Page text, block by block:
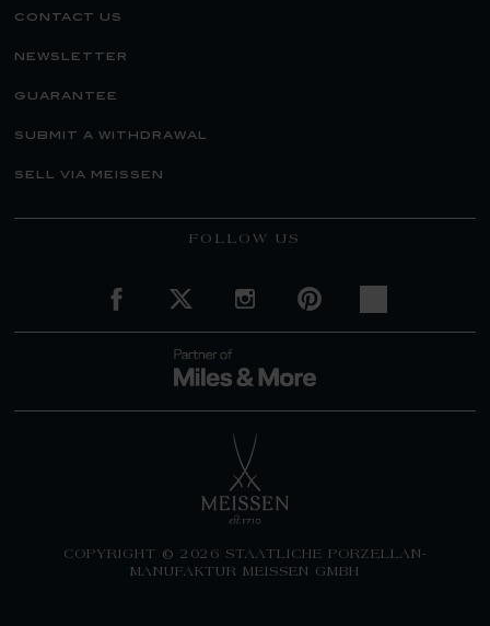
contact us
newsletter
guarantee
submit a withdrawal
sell via meissen
FOLLOW US
COPYRIGHT © 2026 STAATLICHE PORZELLAN-
MANUFAKTUR MEISSEN GMBH